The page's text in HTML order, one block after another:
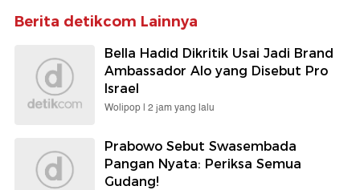
Berita detikcom Lainnya
Bella Hadid Dikritik Usai Jadi Brand
Ambassador Alo yang Disebut Pro
Israel
Wolipop | 2 jam yang lalu
Prabowo Sebut Swasembada
Pangan Nyata: Periksa Semua
Gudang!